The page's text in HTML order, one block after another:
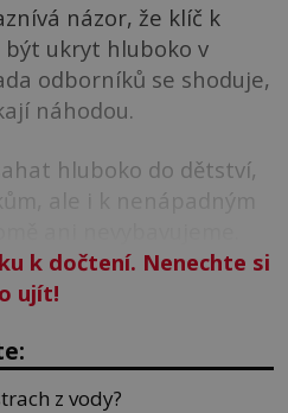
názor, že klíč k
ukryt hluboko v
odborníků se shoduje,
náhodou.
hluboko do dětství,
ale i k nenápadným
k dočtení. Nenechte si
ujít!
z vody?